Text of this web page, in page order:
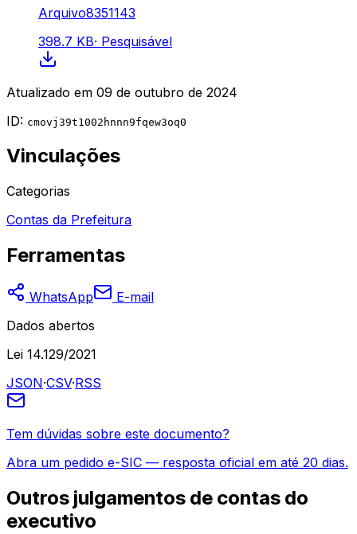
Arquivo8351143
398.7 KB· Pesquisável
Atualizado em 09 de outubro de 2024
ID: cmovj39t1002hnnn9fqew3oq0
Vinculações
Categorias
Contas da Prefeitura
Ferramentas
WhatsApp
E-mail
Dados abertos
Lei 14.129/2021
JSON·CSV·RSS
Tem dúvidas sobre este documento?
Abra um pedido e-SIC — resposta oficial em até 20 dias.
Outros julgamentos de contas do
executivo